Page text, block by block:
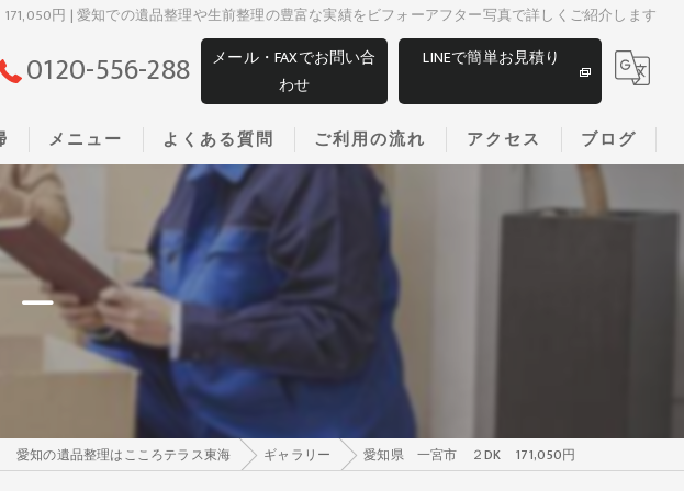
円 | 愛知での遺品整理や生前整理の豊富な実績をビフォーアフター写真で詳しくご紹介します
0120-556-288
メール・FAXでお問い合
わせ
LINEで簡単お見積り
メニュー よくある質問 ご利用の流れ アクセス ブログ
ー
愛知の遺品整理はこころテラス東海 ギャラリー 愛知県 一宮市 ２DK 171,050円